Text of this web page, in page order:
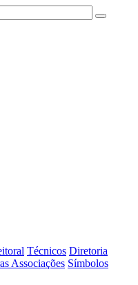
Técnicos Diretoria
Associações Símbolos